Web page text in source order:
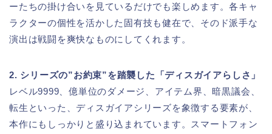
ーたちの掛け合いを見ているだけでも楽しめます。各キャ
ラクターの個性を活かした固有技も健在で、そのド派手な
演出は戦闘を爽快なものにしてくれます。
2. シリーズの”お約束”を踏襲した「ディスガイアらしさ」
レベル9999、億単位のダメージ、アイテム界、暗黒議会、
転生といった、ディスガイアシリーズを象徴する要素が、
本作にもしっかりと盛り込まれています。スマートフォン